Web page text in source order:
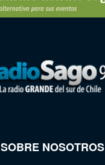
SOBRE NOSOTROS